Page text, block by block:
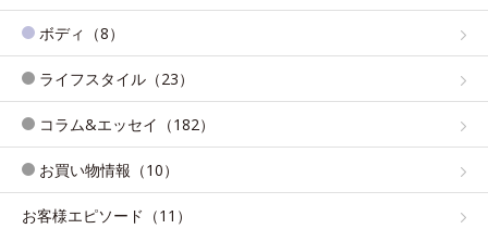
ボディ（8）
ライフスタイル（23）
コラム&エッセイ（182）
お買い物情報（10）
お客様エピソード（11）